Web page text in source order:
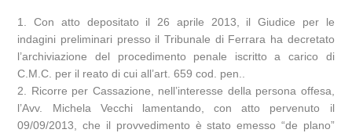
1. Con atto depositato il 26 aprile 2013, il Giudice per le
indagini preliminari presso il Tribunale di Ferrara ha decretato
l’archiviazione del procedimento penale iscritto a carico di
C.M.C. per il reato di cui all’art. 659 cod. pen..
2. Ricorre per Cassazione, nell’interesse della persona offesa,
l’Avv. Michela Vecchi lamentando, con atto pervenuto il
09/09/2013, che il provvedimento è stato emesso “de plano”